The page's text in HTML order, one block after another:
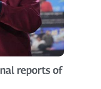
reports of